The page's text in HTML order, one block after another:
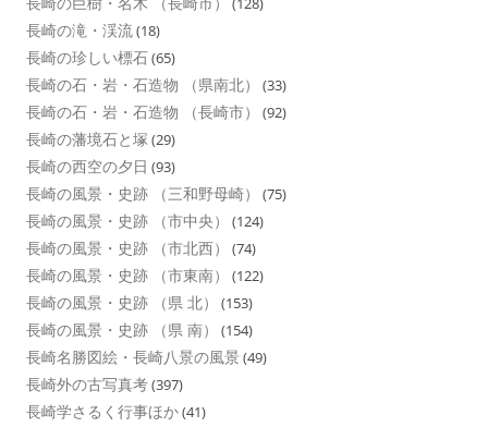
長崎の滝・渓流(18)
長崎の珍しい標石(65)
長崎の石・岩・石造物 （県南北） (33)
長崎の石・岩・石造物 （長崎市） (92)
長崎の藩境石と塚 (29)
長崎の西空の夕日 (93)
長崎の風景・史跡 （三和野母崎） (75)
長崎の風景・史跡 （市中央） (124)
長崎の風景・史跡 （市北西） (74)
長崎の風景・史跡 （市東南） (122)
長崎の風景・史跡 （県 北） (153)
長崎の風景・史跡 （県 南） (154)
長崎名勝図絵・長崎八景の風景 (49)
長崎外の古写真考(397)
長崎学さるく行事ほか(41)